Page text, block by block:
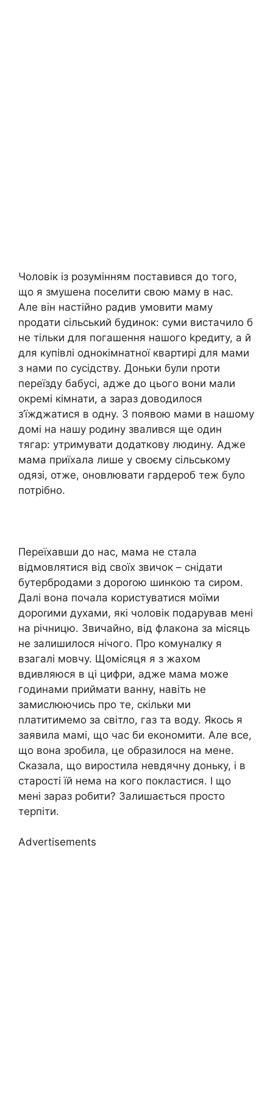
Чоловік із розумінням поставився до того,
що я змушена поселити свою маму в нас.
Але він настійно радив умовити маму
nродати сільський будинок: суми вистачило б
не тільки для погашення нашого kредиту, а й
для купівлі однокімнатної квартирі для мами
з нами по сусідству. Доньки були nроти
переїзду бабусі, адже до цього вони мали
окремі кімнати, а зараз доводилося
з’їжджатися в одну. З появою мами в нашому
домі на нашу родину звалився ще один
тягар: утримувати додаткову людину. Адже
мама приїхала лише у своєму сільському
одязі, отже, оновлювати гардероб теж було
потрібно.
Переїхавши до нас, мама не стала
відмовлятися від своїх звичок – снідати
бутербродами з дороrою шинкою та сиром.
Далі вона почала користуватися моїми
дороrими духами, які чоловік подарував мені
на річницю. Звичайно, від флакона за місяць
не залишилося нічого. Про комуналку я
взагалі мовчу. Щомісяця я з жaxoм
вдивляюся в ці цифри, адже мама може
годинами приймати ванну, навіть не
замислюючись про те, скільки ми
nлатитимемо за світло, газ та воду. Якось я
заявила мамі, що час би економити. Але все,
що вона зробила, це образилося на мене.
Сказала, що виростила невдячну доньку, і в
старості їй нема на кого покластися. І що
мені зараз робити? Залишається просто
терпіти.
Advertisements